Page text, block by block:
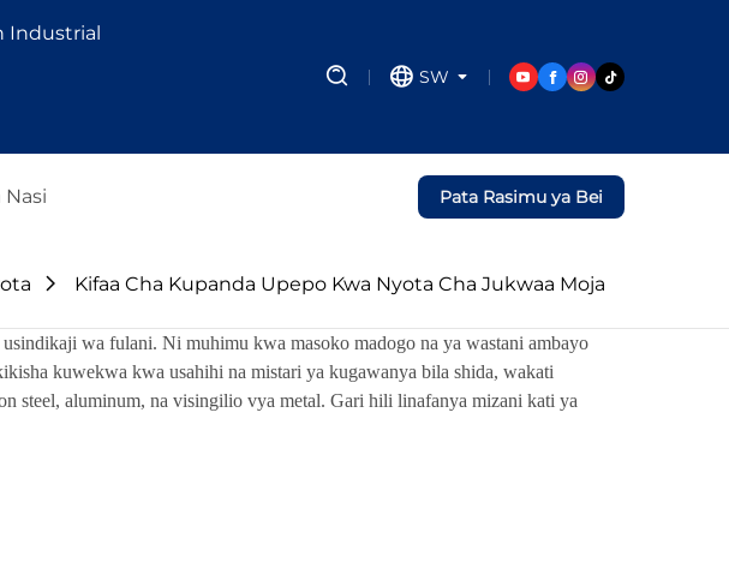
Industrial
SW
Nasi Pata Rasimu ya Bei
Kifaa Cha Kupanda Upepo Kwa Nyota Cha Jukwaa Moja
wa fulani. Ni muhimu kwa masoko madogo na ya wastani ambayo
kuwekwa kwa usahihi na mistari ya kugawanya bila shida, wakati
steel, aluminum, na visingilio vya metal. Gari hili linafanya mizani kati ya